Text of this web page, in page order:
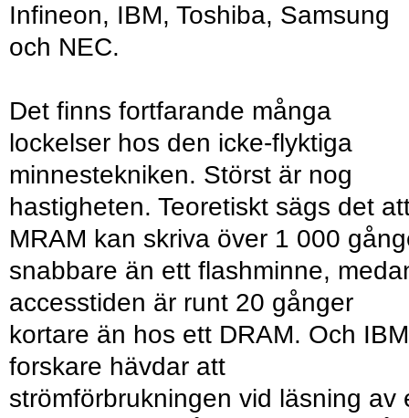
Infineon, IBM, Toshiba, Samsung
och NEC.
Det finns fortfarande många
lockelser hos den icke-flyktiga
minnestekniken. Störst är nog
hastigheten. Teoretiskt sägs det
MRAM kan skriva över 1 000
snabbare än ett flashminne,
accesstiden är runt 20 gånger
kortare än hos ett DRAM. Och
forskare hävdar att
strömförbrukningen vid läsning av